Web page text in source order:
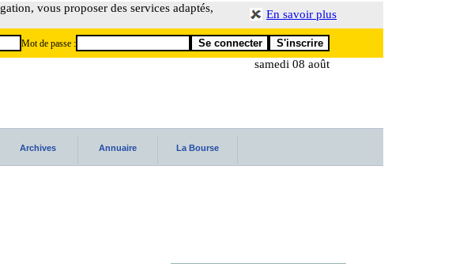
vous proposer des services adaptés,
En savoir plus
Mot de passe :
samedi 08 août
Archives Annuaire La Bourse